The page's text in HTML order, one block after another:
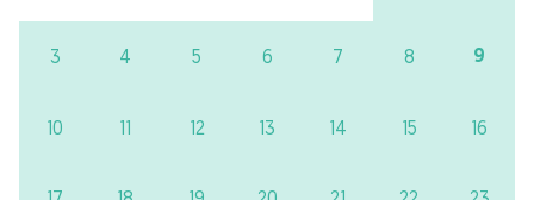
3 4 5 6 7 8 9
10 11 12 13 14 15 16